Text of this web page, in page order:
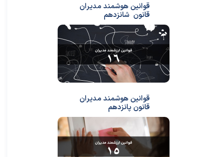
قوانین هوشمند مدیران
قانون شانزدهم
قوانین هوشمند مدیران
قانون پانزدهم